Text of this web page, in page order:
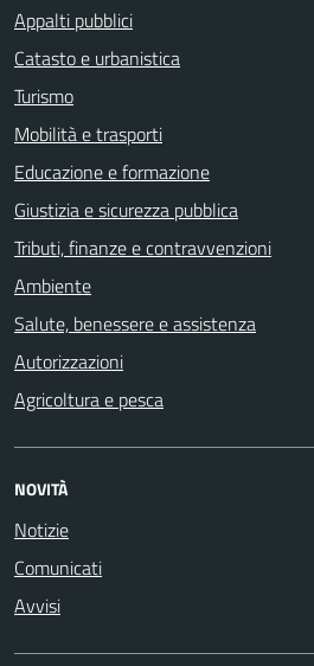
Appalti pubblici
Catasto e urbanistica
Turismo
Mobilità e trasporti
Educazione e formazione
Giustizia e sicurezza pubblica
Tributi, finanze e contravvenzioni
Ambiente
Salute, benessere e assistenza
Autorizzazioni
Agricoltura e pesca
NOVITÀ
Notizie
Comunicati
Avvisi